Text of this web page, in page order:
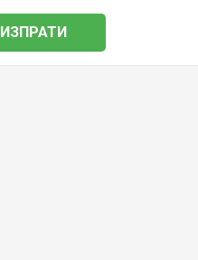
ИЗПРАТИ